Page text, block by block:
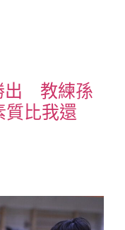
出 教練孫
質比我還